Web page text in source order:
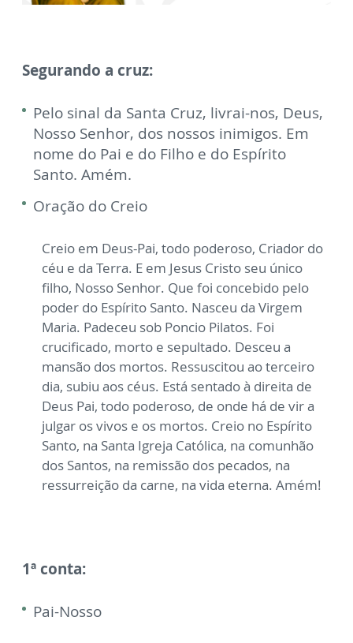
Segurando a cruz:
Pelo sinal da Santa Cruz, livrai-nos, Deus,
Nosso Senhor, dos nossos inimigos. Em
nome do Pai e do Filho e do Espírito
Santo. Amém.
Oração do Creio
Creio em Deus-Pai, todo poderoso, Criador do
céu e da Terra. E em Jesus Cristo seu único
filho, Nosso Senhor. Que foi concebido pelo
poder do Espírito Santo. Nasceu da Virgem
Maria. Padeceu sob Poncio Pilatos. Foi
crucificado, morto e sepultado. Desceu a
mansão dos mortos. Ressuscitou ao terceiro
dia, subiu aos céus. Está sentado à direita de
Deus Pai, todo poderoso, de onde há de vir a
julgar os vivos e os mortos. Creio no Espírito
Santo, na Santa Igreja Católica, na comunhão
dos Santos, na remissão dos pecados, na
ressurreição da carne, na vida eterna. Amém!
1ª conta:
Pai-Nosso